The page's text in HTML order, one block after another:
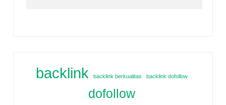
backlink backlink berkualitas backlink dofollow
dofollow